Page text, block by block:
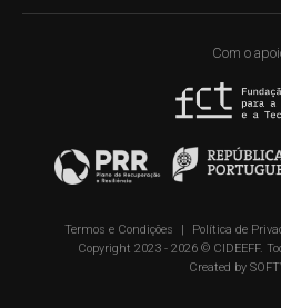
Com o
Termos e Condições Política de
Copyright 2023 - 2026 © CIDEEFF.
Created by